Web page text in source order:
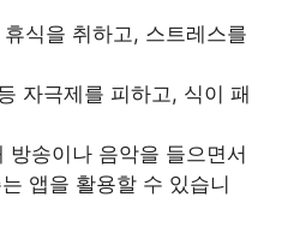
식을 취하고, 스트레스를
자극제를 피하고, 식이 패
방송이나 음악을 들으면서
앱을 활용할 수 있습니